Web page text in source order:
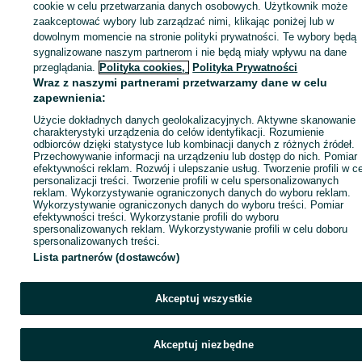
sprzedającym
Zaloguj się / Załóż konto
cookie w celu przetwarzania danych osobowych. Użytkownik może
zaakceptować wybory lub zarządzać nimi, klikając poniżej lub w
dowolnym momencie na stronie polityki prywatności. Te wybory będą
sygnalizowane naszym partnerom i nie będą miały wpływu na dane
przeglądania. Polityka cookies, Polityka Prywatności
Wraz z naszymi partnerami przetwarzamy dane w celu
zapewnienia:
Użycie dokładnych danych geolokalizacyjnych. Aktywne skanowanie
charakterystyki urządzenia do celów identyfikacji. Rozumienie
odbiorców dzięki statystyce lub kombinacji danych z różnych źródeł.
Przechowywanie informacji na urządzeniu lub dostęp do nich. Pomiar
efektywności reklam. Rozwój i ulepszanie usług. Tworzenie profili w
personalizacji treści. Tworzenie profili w celu spersonalizowanych
reklam. Wykorzystywanie ograniczonych danych do wyboru reklam.
Wykorzystywanie ograniczonych danych do wyboru treści. Pomiar
efektywności treści. Wykorzystanie profili do wyboru
spersonalizowanych reklam. Wykorzystywanie profili w celu doboru
spersonalizowanych treści.
Lista partnerów (dostawców)
Akceptuj wszystkie
Akceptuj niezbędne